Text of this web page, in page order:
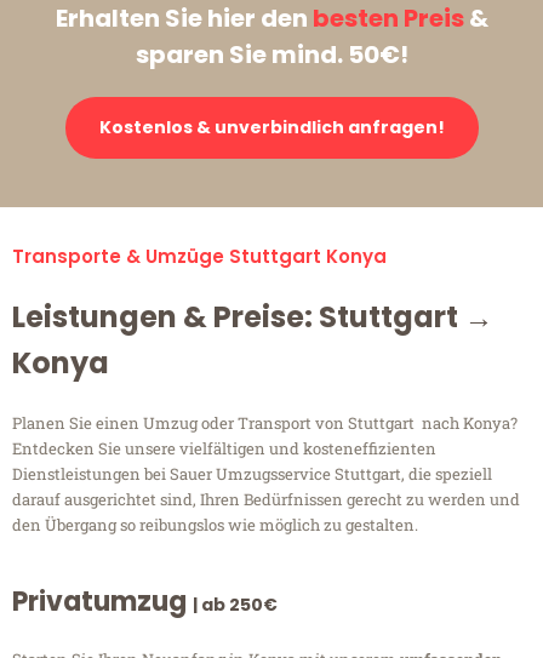
Erhalten Sie hier den besten Preis&
sparen Sie mind. 50€!
Kostenlos & unverbindlich anfragen!
Transporte & Umzüge Stuttgart Konya
Leistungen & Preise: Stuttgart →
Konya
Planen Sie einen Umzug oder Transport von Stuttgart nach Konya?
Entdecken Sie unsere vielfältigen und kosteneffizienten
Dienstleistungen bei Sauer Umzugsservice Stuttgart, die speziell
darauf ausgerichtet sind, Ihren Bedürfnissen gerecht zu werden und
den Übergang so reibungslos wie möglich zu gestalten.
Privatumzug | ab 250€